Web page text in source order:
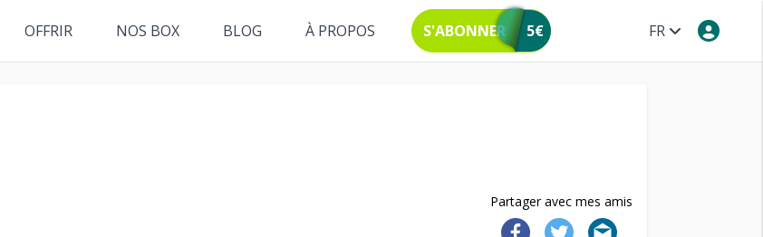
FR
OFFRIR NOS BOX BLOG À PROPOS S'ABONNER 5€
Partager avec mes amis